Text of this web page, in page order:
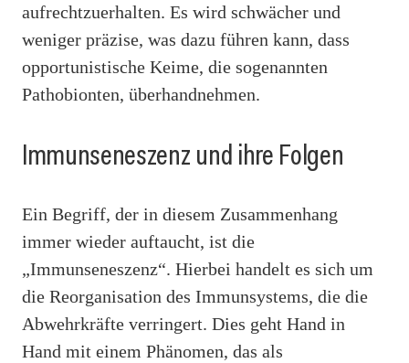
aufrechtzuerhalten. Es wird schwächer und
weniger präzise, was dazu führen kann, dass
opportunistische Keime, die sogenannten
Pathobionten, überhandnehmen.
Immunseneszenz und ihre Folgen
Ein Begriff, der in diesem Zusammenhang
immer wieder auftaucht, ist die
„Immunseneszenz“. Hierbei handelt es sich um
die Reorganisation des Immunsystems, die die
Abwehrkräfte verringert. Dies geht Hand in
Hand mit einem Phänomen, das als